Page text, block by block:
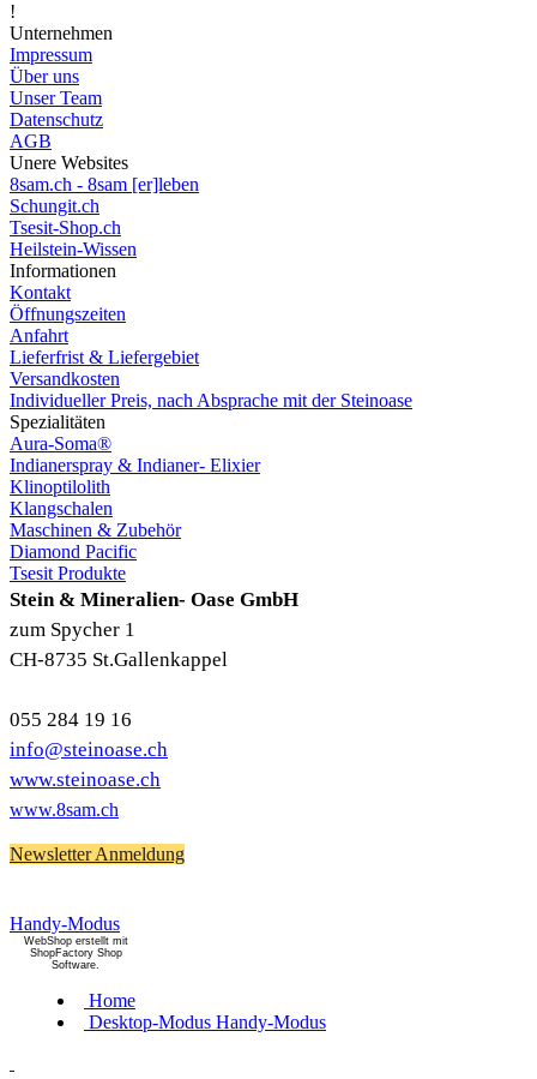
!
Unternehmen
Impressum
Über uns
Unser Team
Datenschutz
AGB
Unere Websites
8sam.ch - 8sam [er]leben
Schungit.ch
Tsesit-Shop.ch
Heilstein-Wissen
Informationen
Kontakt
Öffnungszeiten
Anfahrt
Lieferfrist & Liefergebiet
Versandkosten
Individueller Preis, nach Absprache mit der Steinoase
Spezialitäten
Aura-Soma®
Indianerspray & Indianer- Elixier
Klinoptilolith
Klangschalen
Maschinen & Zubehör
Diamond Pacific
Tsesit Produkte
Stein & Mineralien- Oase GmbH
zum Spycher 1
CH-8735 St.Gallenkappel
055 284 19 16
info@steinoase.ch
www.steinoase.ch
www.8sam.ch
Newsletter Anmeldung
Handy-Modus
WebShop erstellt mit
ShopFactory Shop
Software.
Home
Desktop-Modus Handy-Modus